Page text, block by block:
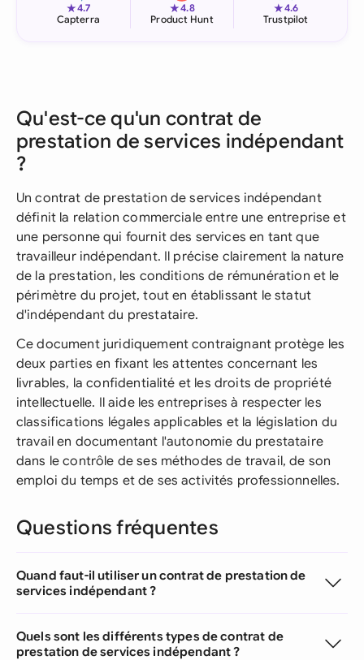
★4.7
Capterra
★4.8
Product Hunt
★4.6
Trustpilot
Qu'est-ce qu'un contrat de
prestation de services indépendant
?
Un contrat de prestation de services indépendant
définit la relation commerciale entre une entreprise et
une personne qui fournit des services en tant que
travailleur indépendant. Il précise clairement la nature
de la prestation, les conditions de rémunération et le
périmètre du projet, tout en établissant le statut
d'indépendant du prestataire.
Ce document juridiquement contraignant protège les
deux parties en fixant les attentes concernant les
livrables, la confidentialité et les droits de propriété
intellectuelle. Il aide les entreprises à respecter les
classifications légales applicables et la législation du
travail en documentant l'autonomie du prestataire
dans le contrôle de ses méthodes de travail, de son
emploi du temps et de ses activités professionnelles.
Questions fréquentes
Quand faut-il utiliser un contrat de prestation de
services indépendant ?
Quels sont les différents types de contrat de
prestation de services indépendant ?